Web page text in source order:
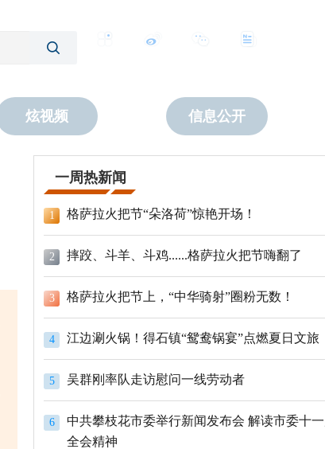
炫视频 信息公开
一周热新闻
1 格萨拉火把节“朵洛荷”惊艳开场！
2 摔跤、斗羊、斗鸡......格萨拉火把节嗨翻了
3 格萨拉火把节上，“中华骑射”圈粉无数！
4 江边涮火锅！得石镇“鸳鸯锅宴”点燃夏日文旅
5 吴群刚率队走访慰问一线劳动者
6
中共攀枝花市委举行新闻发布会 解读市委十
全会精神